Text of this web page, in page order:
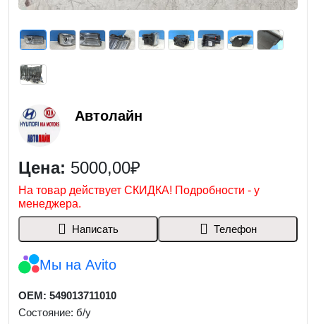
Автолайн
Цена: 5000,00₽
На товар действует СКИДКА! Подробности - у
менеджера.
Написать Телефон
Мы на Avito
OEM: 549013711010
Состояние: б/у